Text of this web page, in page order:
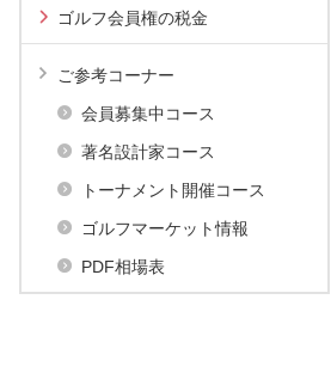
ゴルフ会員権の税金
ご参考コーナー
会員募集中コース
著名設計家コース
トーナメント開催コース
ゴルフマーケット情報
PDF相場表